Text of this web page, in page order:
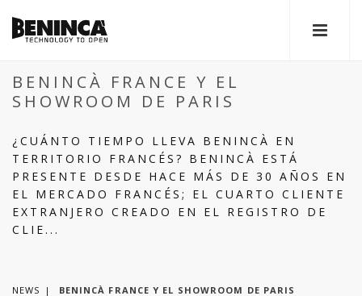
BENINCÀ FRANCE Y EL
SHOWROOM DE PARIS
¿CUÁNTO TIEMPO LLEVA BENINCÀ EN
TERRITORIO FRANCÉS? BENINCÀ ESTÁ
PRESENTE DESDE HACE MÁS DE 30 AÑOS EN
EL MERCADO FRANCÉS; EL CUARTO CLIENTE
EXTRANJERO CREADO EN EL REGISTRO DE
CLIE...
NEWS BENINCÀ FRANCE Y EL SHOWROOM DE PARIS